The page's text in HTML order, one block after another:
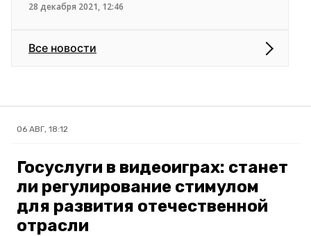
28 декабря 2021, 12:46
Все новости
06 АВГ, 18:12
Госуслуги в видеоиграх: станет
ли регулирование стимулом
для развития отечественной
отрасли